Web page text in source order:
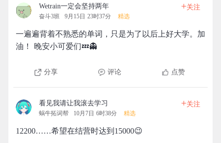
Wetrain一定会坚持两年
奋斗3班 9月15日 23时37分 精选
+关注
一遍遍背着不熟悉的单词，只是为了以后上好大学。加
油！ 晚安小可爱们💤👻
分享 评论 点赞
看见我请让我滚去学习
蜗牛拓词帮 10月7日 6时38分 精选
+关注
12200……希望在结营时达到15000😉